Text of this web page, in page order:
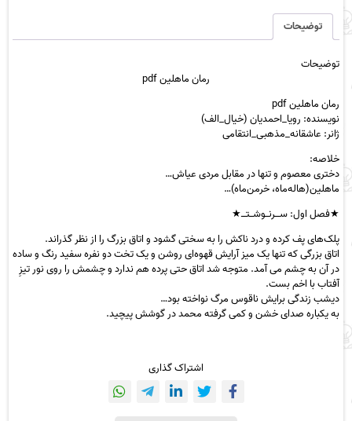
توضیحات
توضیحات
رمان ماهلین pdf
رمان ماهلین pdf
نویسنده: رویا_احمدیان (خیال_الف)
ژانر: عاشقانه_مذهبی_انتقامی
خلاصه:
دختری معصوم و تنها در مقابل مردی عیاش…
ماهلین(هاله‌ماه، خرمن‌ماه)…
★فصل اول: ســـرنــوشــتـــ★
پلک‌های پف کرده و درد ناکش را به سختی گشود و اتاق بزرگ را از نظر گذراند‌.
اتاق بزرگی که تنها یک میز آرایش قهوه‌ای روشن و یک تخت دو نفره سفید رنگ و ساده
در آن به چشم می آمد. متوجه شد اتاق حتی پرده هم ندارد و چشمش را روی نور تیزِ
آفتاب با اخم بست.
دیشب زندگی برایش ناقوس مرگ نواخته بود…
به یکباره صدای خشن و کمی گرفته محمد در گوشش پیچید.
اشتراک گذاری